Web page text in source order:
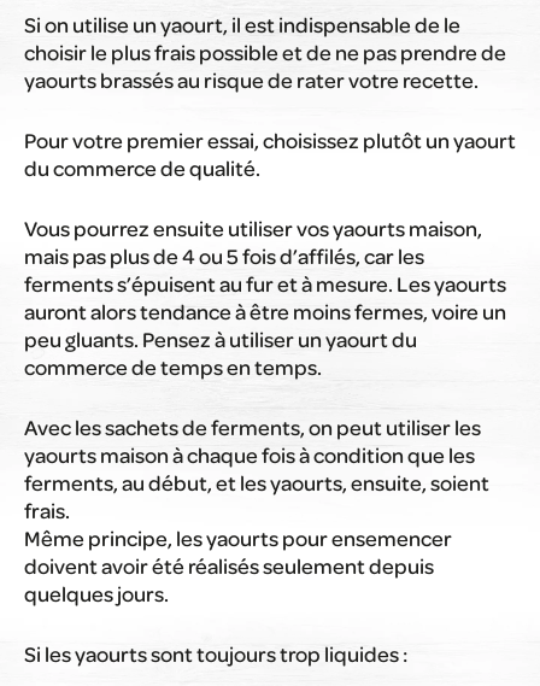
Si on utilise un yaourt, il est indispensable de le
choisir le plus frais possible et de ne pas prendre de
yaourts brassés au risque de rater votre recette.
Pour votre premier essai, choisissez plutôt un yaourt
du commerce de qualité.
Vous pourrez ensuite utiliser vos yaourts maison,
mais pas plus de 4 ou 5 fois d’affilés, car les
ferments s’épuisent au fur et à mesure. Les yaourts
auront alors tendance à être moins fermes, voire un
peu gluants. Pensez à utiliser un yaourt du
commerce de temps en temps.
Avec les sachets de ferments, on peut utiliser les
yaourts maison à chaque fois à condition que les
ferments, au début, et les yaourts, ensuite, soient
frais.
Même principe, les yaourts pour ensemencer
doivent avoir été réalisés seulement depuis
quelques jours.
Si les yaourts sont toujours trop liquides :